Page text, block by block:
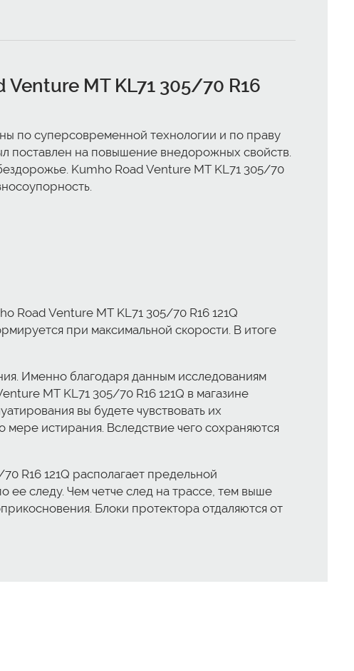
MT KL71 305/70 R16
по суперсовременной технологии и по праву
поставлен на повышение внедорожных свойств.
Kumho Road Venture MT KL71 305/70
Road Venture MT KL71 305/70 R16 121Q
при максимальной скорости. В итоге
Именно благодаря данным исследованиям
MT KL71 305/70 R16 121Q в магазине
вы будете чувствовать их
истирания. Вследствие чего сохраняются
R16 121Q располагает предельной
следу. Чем четче след на трассе, тем выше
Блоки протектора отдаляются от